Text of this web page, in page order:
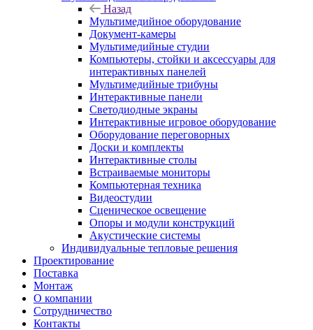
Назад
Мультимедийное оборудование
Документ-камеры
Мультимедийные студии
Компьютеры, стойки и аксессуары для
интерактивных панелей
Мультимедийные трибуны
Интерактивные панели
Светодиодные экраны
Интерактивные игровое оборудование
Оборудование переговорных
Доски и комплекты
Интерактивные столы
Встраиваемые мониторы
Компьютерная техника
Видеостудии
Cценическое освещение
Опоры и модули конструкций
Акустические системы
Индивидуальные тепловые решения
Проектирование
Поставка
Монтаж
О компании
Сотрудничество
Контакты